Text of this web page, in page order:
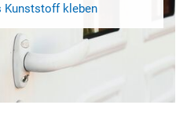
Kunststoff kleben